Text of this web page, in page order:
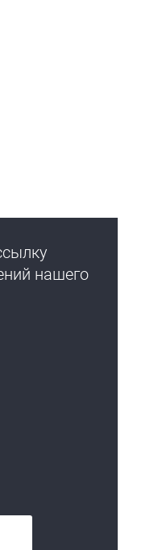
нашего